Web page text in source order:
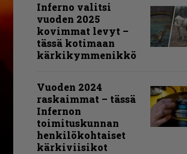
Inferno valitsi
vuoden 2025
kovimmat levyt –
tässä kotimaan
kärkikymmenikkö
Vuoden 2024
raskaimmat – tässä
Infernon
toimituskunnan
henkilökohtaiset
kärkiviisikot